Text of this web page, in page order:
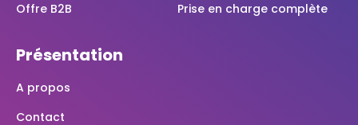
Offre B2B
Prise en charge complète
Présentation
A propos
Contact